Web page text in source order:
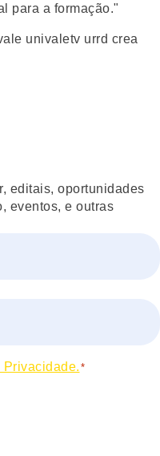
para a formação."
editais, oportunidades
eventos, e outras
Privacidade. *